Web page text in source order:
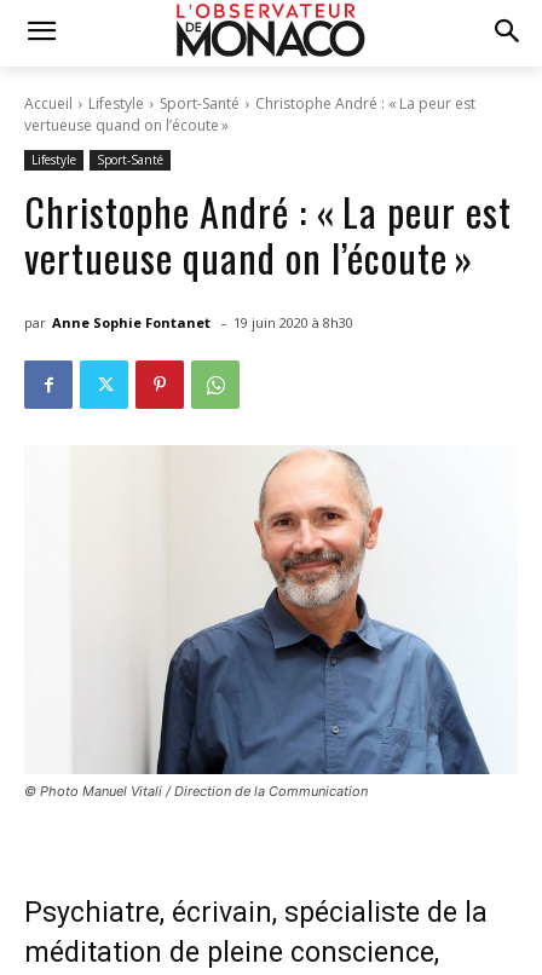
Accueil Lifestyle Sport-Santé
Christophe André : « La peur est
vertueuse quand on l’écoute »
Lifestyle Sport-Santé
Christophe André : « La peur est
vertueuse quand on l’écoute »
par Anne Sophie Fontanet - 19 juin 2020 à 8h30
© Photo Manuel Vitali / Direction de la Communication
Psychiatre, écrivain, spécialiste de la
méditation de pleine conscience,